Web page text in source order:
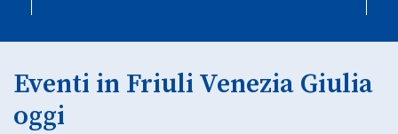
Eventi in Friuli Venezia Giulia
oggi